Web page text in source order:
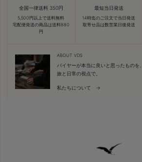
全国一律送料 350円
5,500円以上で送料無料
宅配便発送の商品は送料880
円
最短当日発送
14時迄のご注文で当日発送
取寄せ品は数営業日後発送
ABOUT VDS
バイヤーが本当に良いと思ったものを、
旅と日常の視点で。
私たちについて →